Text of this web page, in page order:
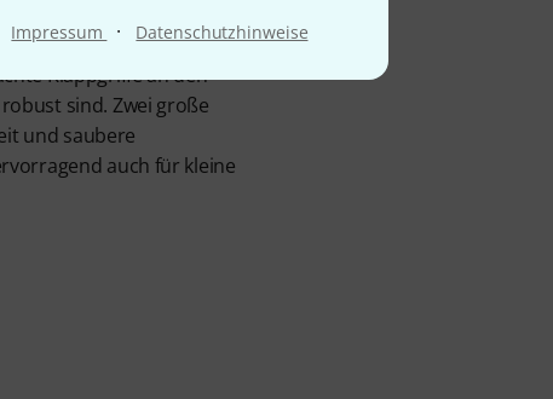
Impressum · Datenschutzhinweise
mit 30mm breiten
äußere Einflüsse
Klappgriffe an den
sind. Zwei große
und saubere
auch für kleine